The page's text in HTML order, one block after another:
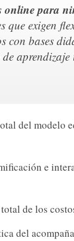
online para
que exigen
con bases
del modelo
e
de los
del